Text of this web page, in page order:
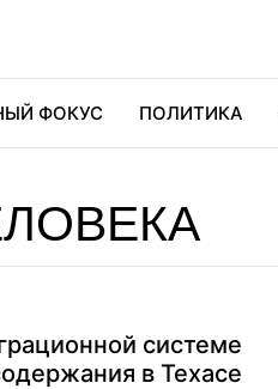
ФОКУС ПОЛИТИКА
системе
в Техасе